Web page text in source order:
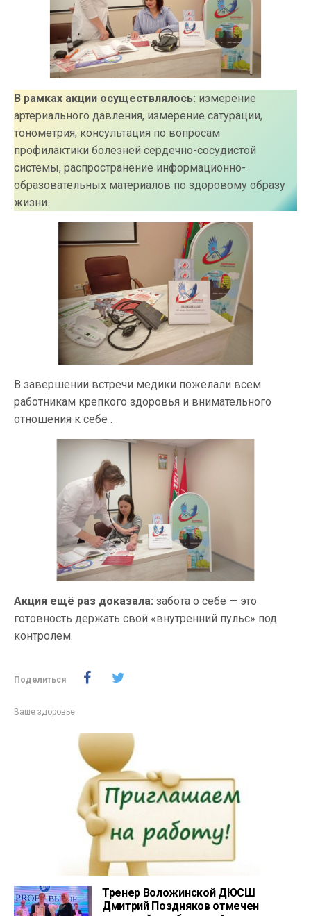
В рамках акции осуществлялось: измерение
артериального давления, измерение сатурации,
тонометрия, консультация по вопросам
профилактики болезней сердечно-сосудистой
системы, распространение информационно-
образовательных материалов по здоровому образу
жизни.
В завершении встречи медики пожелали всем
работникам крепкого здоровья и внимательного
отношения к себе .
Акция ещё раз доказала: забота о себе — это
готовность держать свой «внутренний пульс» под
контролем.
Поделиться
Ваше здоровье
Тренер Воложинской ДЮСШ
Дмитрий Поздняков отмечен